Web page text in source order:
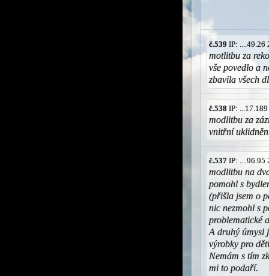
č.539 IP: ....49.26
motlitbu za
vše povedlo a
zbavila všech
č.538 IP:
modlitbu za
vnitřní
č.537 IP: ....96.95
modlitbu na
pomohl s
(přišla jsem o
nic nezmohl s
problematické
A druhý úmysl
výrobky pro
Nemám s tím
mi to podaří.